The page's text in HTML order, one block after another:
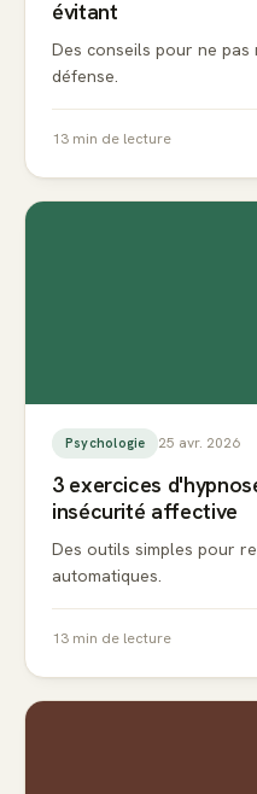
évitant
Des conseils pour ne
défense.
13 min de lecture
Psychologie 25 avr. 2026
3 exercices
insécurité affective
Des outils simples pour
automatiques.
13 min de lecture